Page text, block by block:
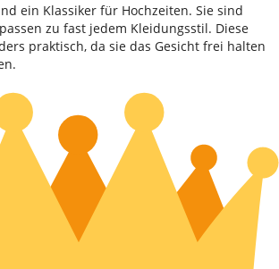
ein Klassiker für Hochzeiten. Sie sind
zu fast jedem Kleidungsstil. Diese
praktisch, da sie das Gesicht frei halten